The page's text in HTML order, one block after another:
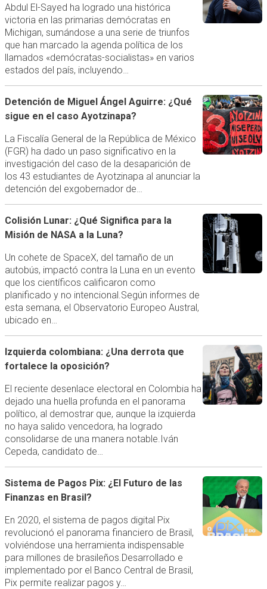
Abdul El-Sayed ha logrado una histórica
victoria en las primarias demócratas en
Michigan, sumándose a una serie de triunfos
que han marcado la agenda política de los
llamados «demócratas-socialistas» en varios
estados del país, incluyendo…
Detención de Miguel Ángel Aguirre: ¿Qué
sigue en el caso Ayotzinapa?
La Fiscalía General de la República de México
(FGR) ha dado un paso significativo en la
investigación del caso de la desaparición de
los 43 estudiantes de Ayotzinapa al anunciar la
detención del exgobernador de…
Colisión Lunar: ¿Qué Significa para la
Misión de NASA a la Luna?
Un cohete de SpaceX, del tamaño de un
autobús, impactó contra la Luna en un evento
que los científicos calificaron como
planificado y no intencional.Según informes de
esta semana, el Observatorio Europeo Austral,
ubicado en…
Izquierda colombiana: ¿Una derrota que
fortalece la oposición?
El reciente desenlace electoral en Colombia ha
dejado una huella profunda en el panorama
político, al demostrar que, aunque la izquierda
no haya salido vencedora, ha logrado
consolidarse de una manera notable.Iván
Cepeda, candidato de…
Sistema de Pagos Pix: ¿El Futuro de las
Finanzas en Brasil?
En 2020, el sistema de pagos digital Pix
revolucionó el panorama financiero de Brasil,
volviéndose una herramienta indispensable
para millones de brasileños.Desarrollado e
implementado por el Banco Central de Brasil,
Pix permite realizar pagos y…